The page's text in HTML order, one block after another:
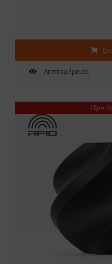
το
προϊόν
παραλλαγές.
επιλογές
επιλεγούν
Λεπτομέρειες